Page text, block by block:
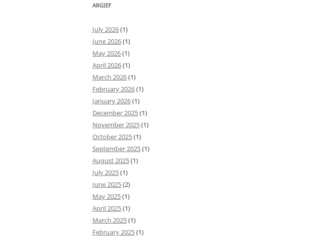
ARGIEF
July 2026(1)
June 2026(1)
May 2026(1)
April 2026(1)
March 2026(1)
February 2026(1)
January 2026(1)
December 2025(1)
November 2025(1)
October 2025(1)
September 2025(1)
August 2025(1)
July 2025(1)
June 2025(2)
May 2025(1)
April 2025(1)
March 2025(1)
February 2025(1)